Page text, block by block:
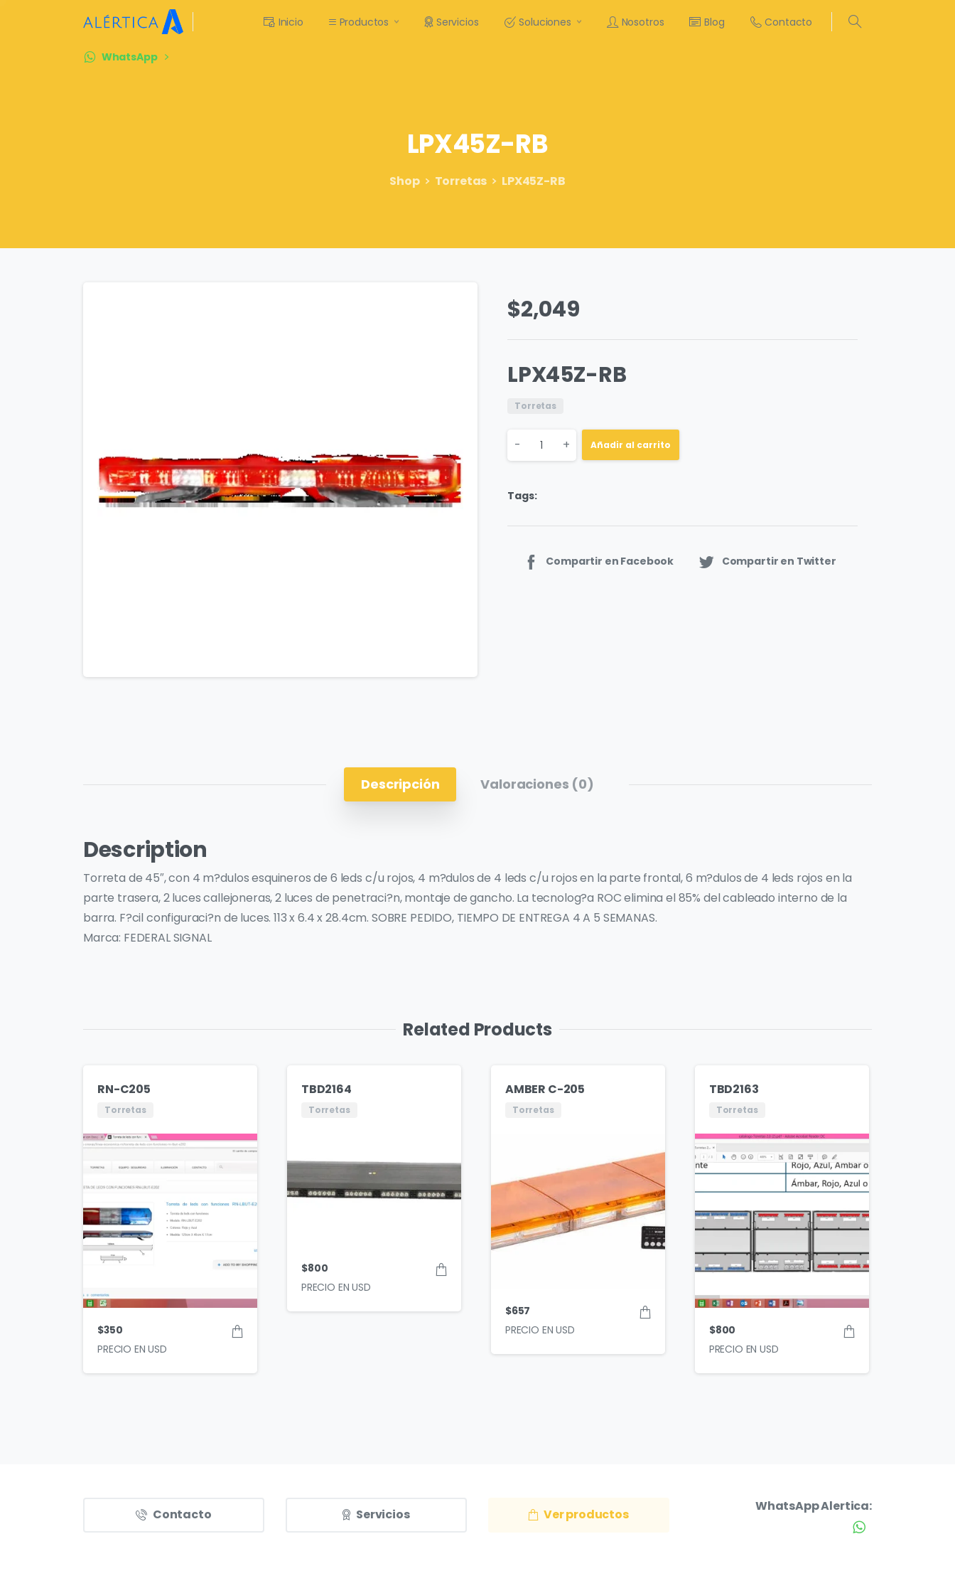
Inicio Productos Servicios Soluciones Nosotros Blog Contacto
Search
WhatsApp
LPX45Z-RB
Shop Torretas LPX45Z-RB
$2,049
LPX45Z-RB
Torretas
Quantity
- + Añadir al carrito
Tags:
Compartir en Facebook Compartir en Twitter
Descripción Valoraciones (0)
Description
Torreta de 45″, con 4 m?dulos esquineros de 6 leds c/u rojos, 4 m?dulos de 4 leds c/u rojos en la parte frontal, 6 m?dulos de 4 leds rojos en la
parte trasera, 2 luces callejoneras, 2 luces de penetraci?n, montaje de gancho. La tecnolog?a ROC elimina el 85% del cableado interno de la
barra. F?cil configuraci?n de luces. 113 x 6.4 x 28.4cm. SOBRE PEDIDO, TIEMPO DE ENTREGA 4 A 5 SEMANAS.
Marca: FEDERAL SIGNAL
Related Products
RN-C205
Torretas
$350
TBD2164
Torretas
$800
AMBER C-205
Torretas
$657
TBD2163
Torretas
$800
Contacto Servicios Ver productos
WhatsApp Alertica: